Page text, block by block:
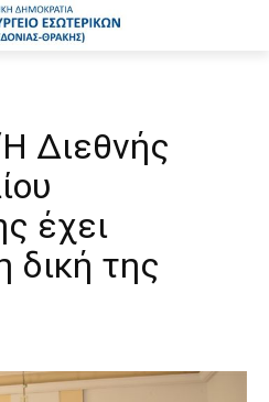
Διεθνής
έχει
δική της